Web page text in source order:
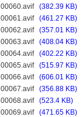
00060.avif (382.39 KB)
00061.avif (461.27 KB)
00062.avif (357.01 KB)
00063.avif (408.04 KB)
00064.avif (402.22 KB)
00065.avif (515.97 KB)
00066.avif (606.01 KB)
00067.avif (356.88 KB)
00068.avif (523.4 KB)
00069.avif (471.65 KB)